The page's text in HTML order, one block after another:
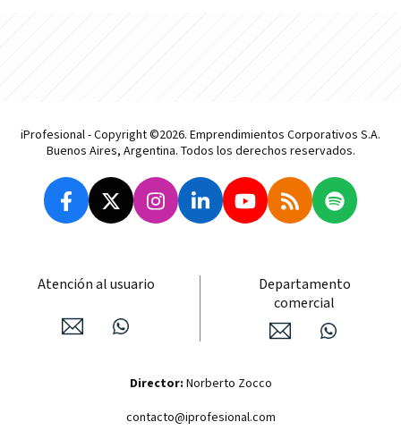
iProfesional - Copyright ©2026. Emprendimientos Corporativos S.A.
Buenos Aires, Argentina. Todos los derechos reservados.
Atención al usuario
Departamento
comercial
Director: Norberto Zocco
contacto@iprofesional.com